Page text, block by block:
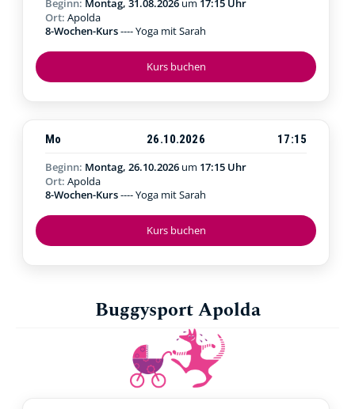
Kurs buchen
Beginn: Montag, 31.08.2026 um 17:15 Uhr
Ort: Apolda
8-Wochen-Kurs---- Yoga mit Sarah
Kurs buchen
Mo 26.10.2026
17:15
Beginn: Montag, 26.10.2026 um 17:15 Uhr
Ort: Apolda
8-Wochen-Kurs---- Yoga mit Sarah
Buggysport Apolda